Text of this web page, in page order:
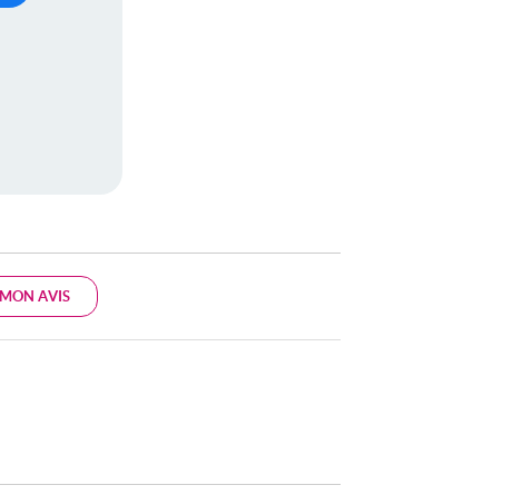
AVIS